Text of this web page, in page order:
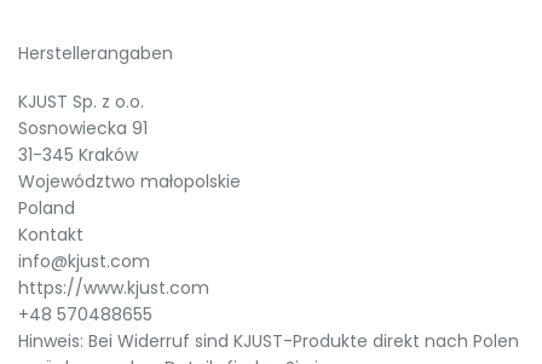
Herstellerangaben
KJUST Sp. z o.o.
Sosnowiecka 91
31-345 Kraków
Województwo małopolskie
Poland
Kontakt
info@kjust.com
https://www.kjust.com
+48 570488655
Hinweis: Bei Widerruf sind KJUST-Produkte direkt nach Polen